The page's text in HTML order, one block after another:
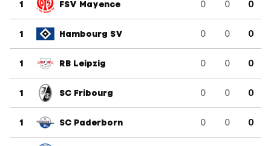
1 FSV Mayence 0 0 0
1 Hambourg SV 0 0 0
1 RB Leipzig 0 0 0
1 SC Fribourg 0 0 0
1 SC Paderborn 0 0 0